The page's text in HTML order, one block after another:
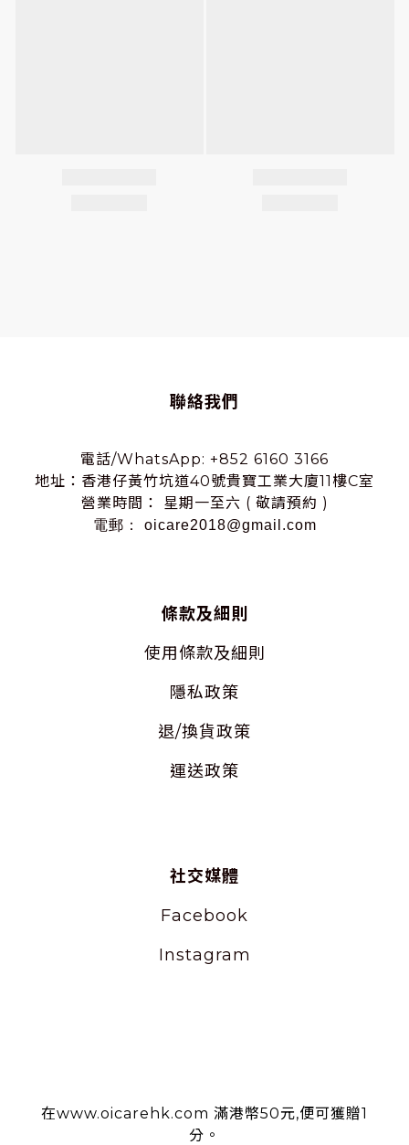
聯絡我們
電話/WhatsApp: +852 6160 3166
地址：香港仔黃竹坑道40號貴寶工業大廈11樓C室
營業時間： 星期一至六 ( 敬請預約 )
電郵： oicare2018@gmail.com
條款及細則
使用條款及細則
隱私政策
退/換貨政策
運送政策
社交媒體
Facebook
Instagram
在www.oicarehk.com 滿港幣50元,便可獲贈1
分。